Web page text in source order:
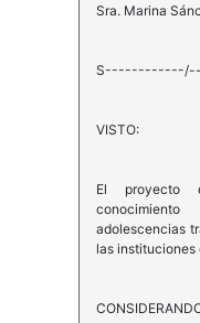
Sra. Marina
VISTO:
El proyecto
adolescencias
las instituciones